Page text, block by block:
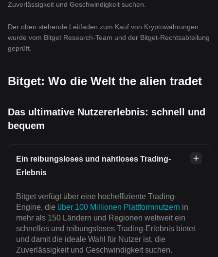
Zuverlässigkeit und Geschwindigkeit suchen.
Der oben stehende Leitfaden zum Kauf von Kryptowährungen
wurde vom Bitget Research-Team und der Bitget-Rechtsabteilung
geprüft.
Bitget: Wo die Welt the alien tradet
Das ultimative Nutzererlebnis: schnell und
bequem
Ein reibungsloses und nahtloses Trading-
Erlebnis
Bitget verfügt über eine hocheffiziente Trading-
Engine, die über 100 Millionen Plattformnutzern in
mehr als 150 Ländern und Regionen weltweit ein
schnelles und reibungsloses Trading-Erlebnis bietet –
und damit die ideale Wahl für Nutzer ist, die
Zuverlässigkeit und Geschwindigkeit suchen.